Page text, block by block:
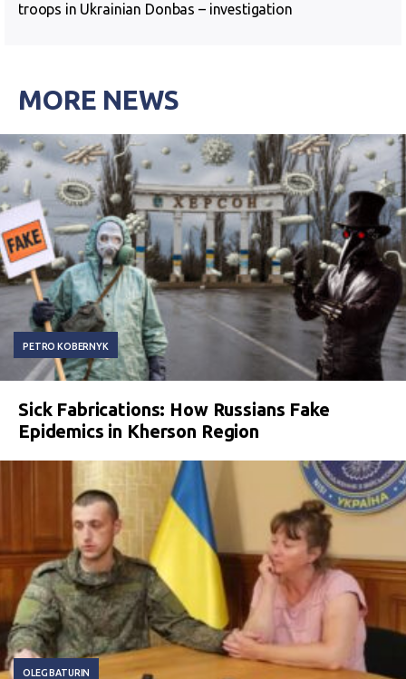
troops in Ukrainian Donbas – investigation
MORE NEWS
PETRO KOBERNYK
Sick Fabrications: How Russians Fake
Epidemics in Kherson Region
OLEG BATURIN